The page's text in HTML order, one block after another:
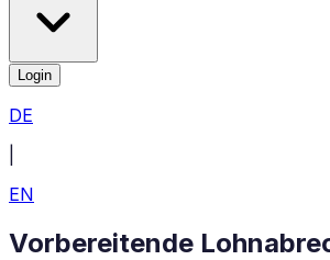
Login
DE
EN
Vorbereitende